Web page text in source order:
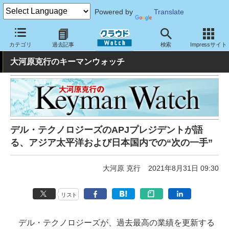
Powered by Translate
カテゴリ 過去記事 検索 Impressサイト
クラウド Watch トピック 事業戦略 その他
大河原克行のキーマンウォッチ
デル・テクノロジーズのAPJプレジデントが語
る、アジア太平洋および日本国内での“次の一手”
大河原 克行 2021年8月31日 09:30
リスト
デル・テクノロジーズが、過去最高の業績を更新する